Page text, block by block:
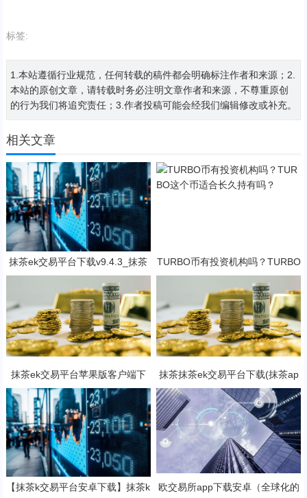
标签:
1.本站遵循行业规范，任何转载的稿件都会明确标注作者和来源；2.
本站的原创文章，请转载时务必注明文章作者和来源，不尊重原创
的行为我们将追究责任；3.作者投稿可能会经我们编辑修改或补充。
相关文章
抹茶ek交易平台下载v9.4.3_抹茶
交易软件免费下载
TURBO币有投资机构吗？TURBO
这个币适合长久持有吗？
抹茶ek交易平台苹果版客户端下
载 抹茶ek挖矿软件官方地址
抹茶抹茶ek交易平台下载(抹茶ap
p专业版v8.2.4下载)
【抹茶k交易平台安卓下载】抹茶k
欧交易所app下载安卓（全球化的